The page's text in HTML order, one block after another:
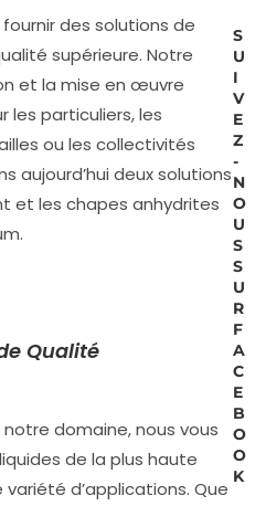
des solutions de
supérieure. Notre
et la mise en œuvre
les particuliers, les
ou les collectivités
aujourd’hui deux solutions
et les chapes anhydrites
Qualité
domaine, nous vous
de la plus haute
d’applications. Que
S
U
I
V
E
Z
-
N
O
U
S
S
U
R
F
A
C
E
B
O
O
K